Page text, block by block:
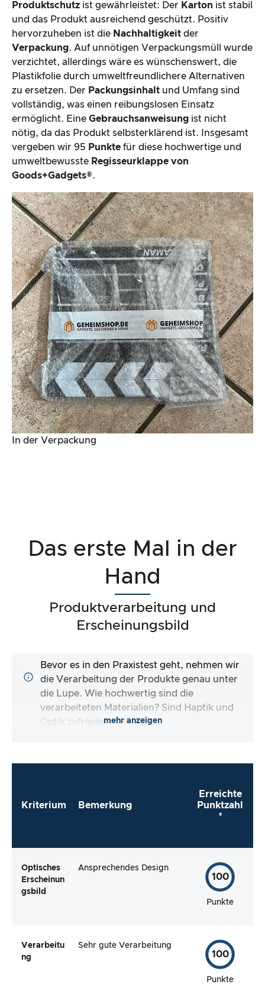
Produktschutz ist gewährleistet: Der Karton ist stabil
und das Produkt ausreichend geschützt. Positiv
hervorzuheben ist die Nachhaltigkeit der
Verpackung. Auf unnötigen Verpackungsmüll wurde
verzichtet, allerdings wäre es wünschenswert, die
Plastikfolie durch umweltfreundlichere Alternativen
zu ersetzen. Der Packungsinhalt und Umfang sind
vollständig, was einen reibungslosen Einsatz
ermöglicht. Eine Gebrauchsanweisung ist nicht
nötig, da das Produkt selbsterklärend ist. Insgesamt
vergeben wir 95 Punkte für diese hochwertige und
umweltbewusste Regisseurklappe von
Goods+Gadgets®.
In der Verpackung
Das erste Mal in der
Hand
Produktverarbeitung und
Erscheinungsbild
Bevor es in den Praxistest geht, nehmen wir
die Verarbeitung der Produkte genau unter
die Lupe. Wie hochwertig sind die
verarbeiteten Materialien? Sind Haptik und
Optik zufriedenstellend?
mehr anzeigen
Kriterium Bemerkung
Erreichte
Punktzahl
*
Optisches
Erscheinun
gsbild
Ansprechendes Design
100
Punkte
Verarbeitu
ng
Sehr gute Verarbeitung
100
Punkte